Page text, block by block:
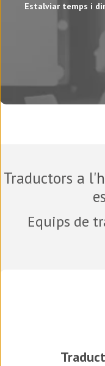
Estalviar temps i
Traductors a l'
Equips de